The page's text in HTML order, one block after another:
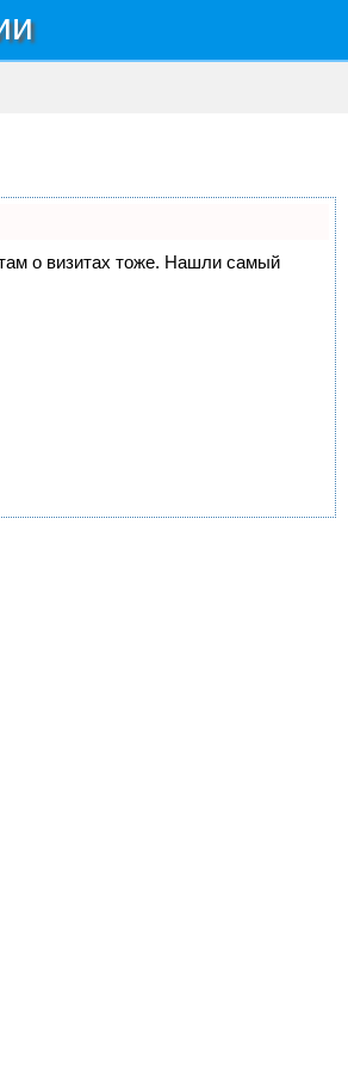
о визитах тоже. Нашли самый